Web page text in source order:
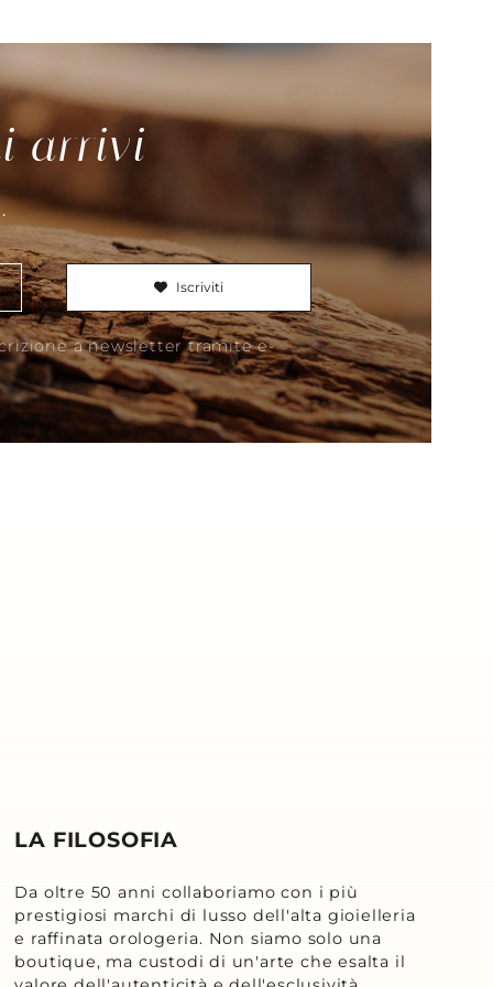
arrivi
Iscriviti
a newsletter tramite e-
LA FILOSOFIA
Da oltre 50 anni collaboriamo con i più
prestigiosi marchi di lusso dell'alta gioielleria
e raffinata orologeria. Non siamo solo una
boutique, ma custodi di un'arte che esalta il